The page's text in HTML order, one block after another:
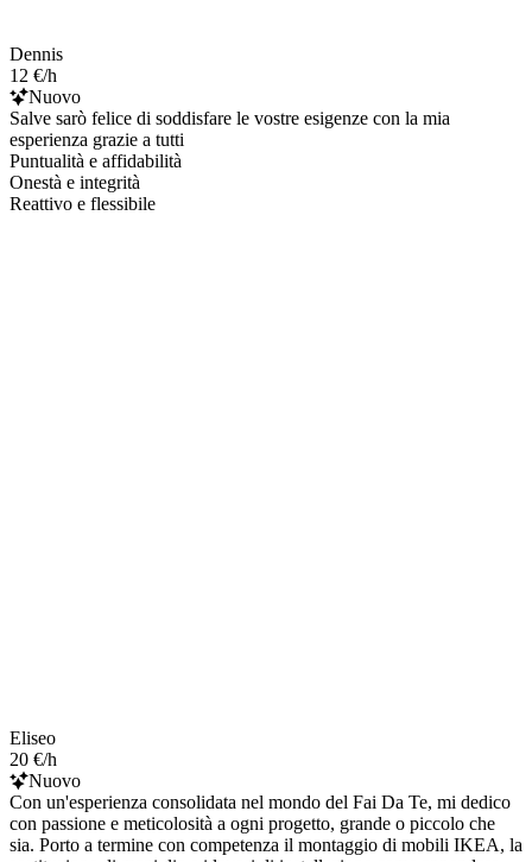
Dennis
12 €/h
Nuovo
Salve sarò felice di soddisfare le vostre esigenze con la mia
esperienza grazie a tutti
Puntualità e affidabilità
Onestà e integrità
Reattivo e flessibile
Eliseo
20 €/h
Nuovo
Con un'esperienza consolidata nel mondo del Fai Da Te, mi dedico
con passione e meticolosità a ogni progetto, grande o piccolo che
sia. Porto a termine con competenza il montaggio di mobili IKEA, la